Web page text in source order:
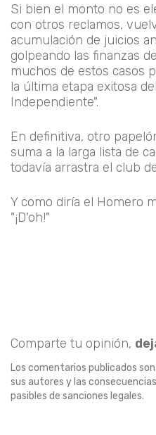
Si bien el monto no es
con otros reclamos,
acumulación de juicios
golpeando las finanzas
muchos de estos casos
la última etapa exitosa
Independiente".
En definitiva, otro
suma a la larga lista de
todavía arrastra el club
Y como diría el Homero
"¡D'oh!"
Comparte tu opinión,
Los comentarios publicados
sus autores y las
pasibles de sanciones legales.